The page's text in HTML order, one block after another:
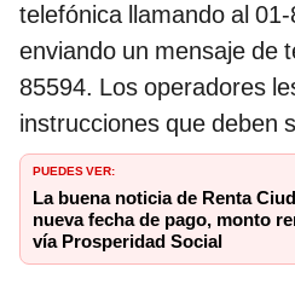
telefónica llamando al
enviando un mensaje de
85594. Los operadores
instrucciones que deben
PUEDES VER:
La buena noticia de Renta
nueva fecha de pago, monto
vía Prosperidad Social